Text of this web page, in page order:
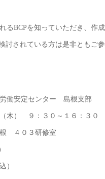
るBCPを知っていただき、作
討されている方は是非ともご参
働安定センター 島根支部
木） ９：３０～１６：３０
４０３研修室
）